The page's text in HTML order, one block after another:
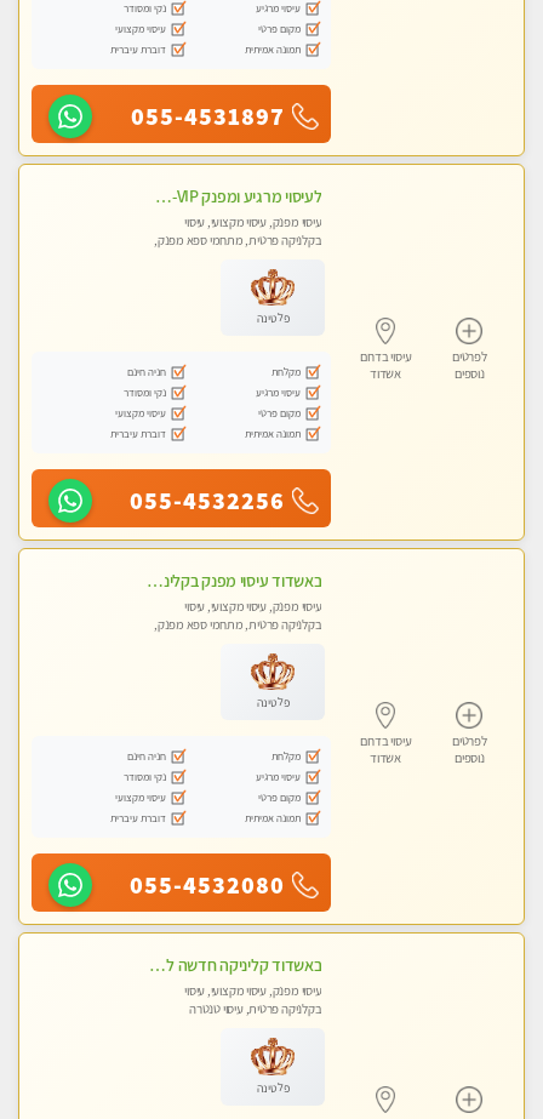
עיסוי מרגיע
נקי ומסודר
מקום פרטי
עיסוי מקצועי
תמונה אמיתית
דוברת עיברית
055-4531897
לפרטים
נוספים
עיסוי בדרום
אשדוד
לעיסוי מרגיע ומפנק VIP-מומלץ לחלוטין! פרטי! ​​​​​​ Highly recommended
עיסוי מפנק, עיסוי מקצועי, עיסוי
בקלניקה פרטית, מתחמי ספא מפנק,
טנטרה
פלטינה
מקלחת
חניה חינם
עיסוי מרגיע
נקי ומסודר
מקום פרטי
עיסוי מקצועי
תמונה אמיתית
דוברת עיברית
055-4532256
לפרטים
נוספים
עיסוי בדרום
אשדוד
באשדוד עיסוי מפנק בקליניקה פרטית שירות vip לרציניים בלבד! מומלץ!!
עיסוי מפנק, עיסוי מקצועי, עיסוי
בקלניקה פרטית, מתחמי ספא מפנק,
פלטינה
מקלחת
חניה חינם
עיסוי מרגיע
נקי ומסודר
מקום פרטי
עיסוי מקצועי
תמונה אמיתית
דוברת עיברית
055-4532080
באשדוד קליניקה חדשה לעיסוי מקצועי ומרגיע
עיסוי מפנק, עיסוי מקצועי, עיסוי
בקלניקה פרטית, עיסוי טנטרה
פלטינה